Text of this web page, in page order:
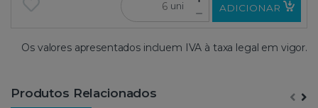
uni ADICIONAR
Os valores apresentados incluem IVA à taxa legal em vigor.
Produtos Relacionados